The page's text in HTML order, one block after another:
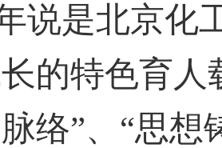
说是北京化
的特色育人
络”、“思想